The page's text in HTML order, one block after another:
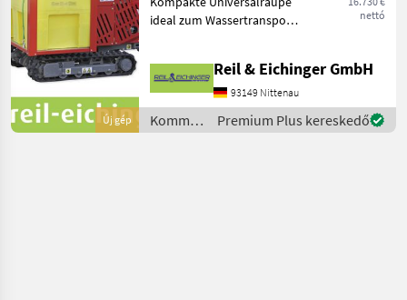
Új gép
WT 450
nettó
ideal zum Wassertransport
Benzin Leistung: 15, 5 – 20,
8 kW – PS Anlasser:
Elektrisch Gewicht
Reil & Eichinger GmbH
93149 Nittenau
Kommunális
gépek /
Premium Plus kereskedő